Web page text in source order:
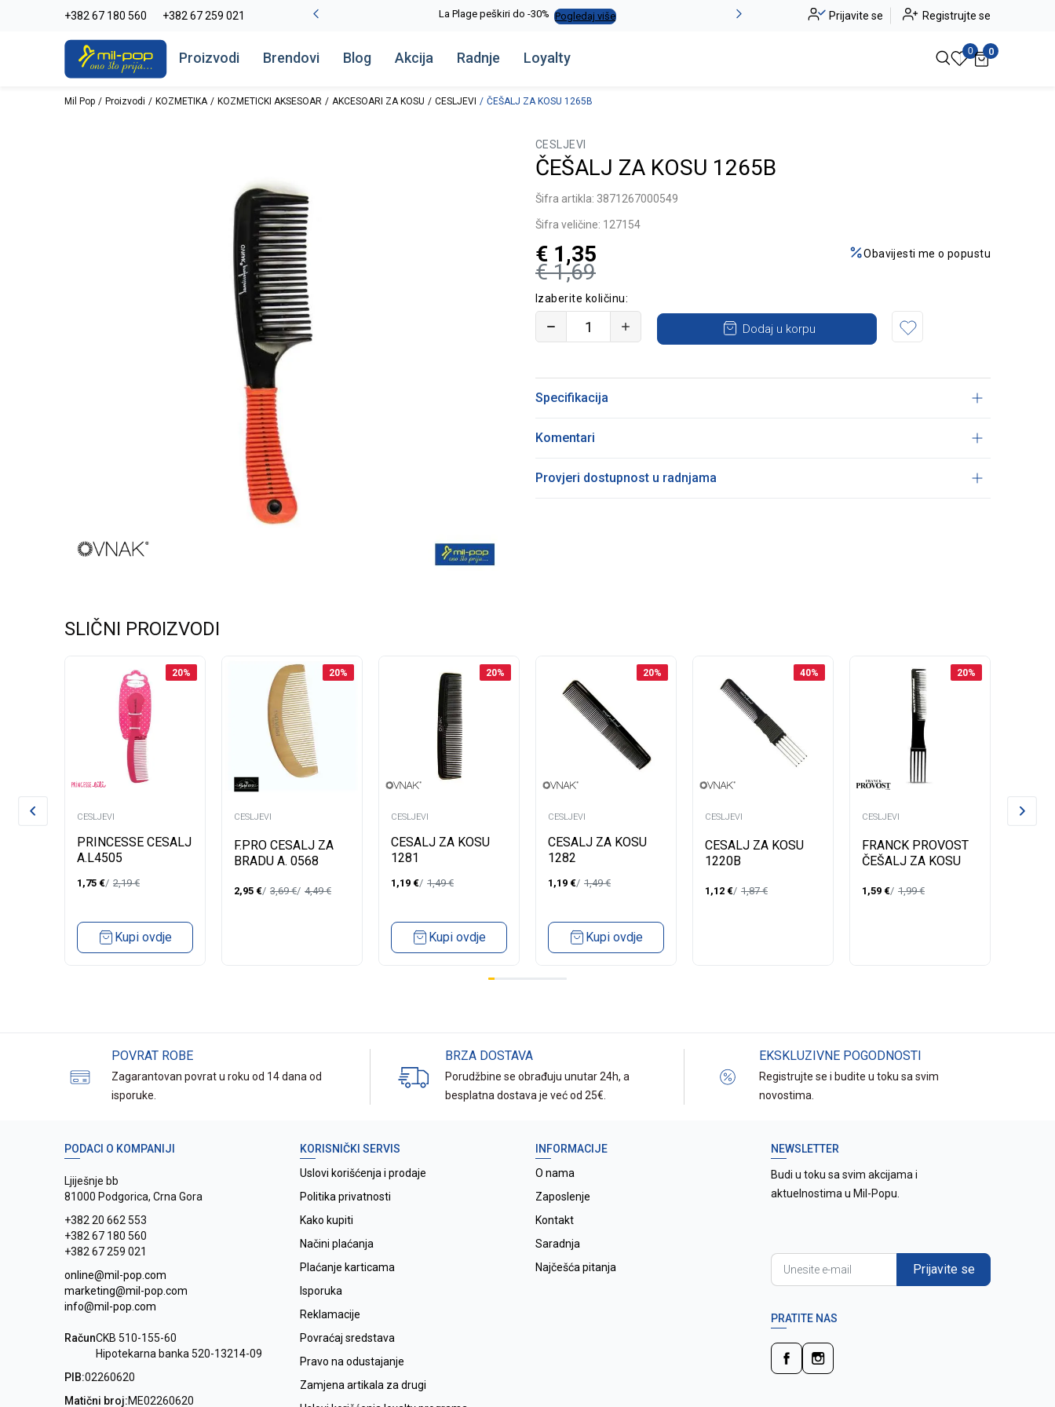
+382 67 180 560 +382 67 259 021
-20% na kompletan asortiman Pogledaj više La Plage peškiri do -30% Pogledaj više Alma Ras do -50% Pogledaj više
Prijavite se Registrujte se
Proizvodi Brendovi Blog Akcija Radnje Loyalty 0 0
Mil Pop Proizvodi KOZMETIKA KOZMETICKI AKSESOAR AKCESOARI ZA KOSU CESLJEVI ČEŠALJ ZA KOSU 1265B
CESLJEVI
ČEŠALJ ZA KOSU 1265B
Šifra artikla: 3871267000549
Šifra veličine: 127154
€ 1,69
€ 1,35 Obavijesti me o popustu
Izaberite količinu:
Dodaj u korpu
Specifikacija
Komentari
Provjeri dostupnost u radnjama
SLIČNI PROIZVODI
20%
CESLJEVI
PRINCESSE CESALJ
A.L4505
1,75 € 2,19€
Kupi ovdje
20%
CESLJEVI
F.PRO CESALJ ZA
BRADU A. 0568
2,95 € 3,69€ 4,49€
20%
CESLJEVI
CESALJ ZA KOSU
1281
1,19 € 1,49€
Kupi ovdje
20%
CESLJEVI
CESALJ ZA KOSU
1282
1,19 € 1,49€
Kupi ovdje
40%
CESLJEVI
CESALJ ZA KOSU
1220B
1,12 € 1,87€
20%
CESLJEVI
FRANCK PROVOST
ČEŠALJ ZA KOSU
1,59 € 1,99€
POVRAT ROBE
Zagarantovan povrat u roku od 14 dana od
isporuke.
BRZA DOSTAVA
Porudžbine se obrađuju unutar 24h, a
besplatna dostava je već od 25€.
EKSKLUZIVNE POGODNOSTI
Registrujte se i budite u toku sa svim
novostima.
PODACI O KOMPANIJI
Ljiješnje bb
81000 Podgorica, Crna Gora
+382 20 662 553
+382 67 180 560
+382 67 259 021
online@mil-pop.com
marketing@mil-pop.com
info@mil-pop.com
RačunCKB 510-155-60
Hipotekarna banka 520-13214-09
PIB:02260620
Matični broj:ME02260620
KORISNIČKI SERVIS
Uslovi korišćenja i prodaje
Politika privatnosti
Kako kupiti
Načini plaćanja
Plaćanje karticama
Isporuka
Reklamacije
Povraćaj sredstava
Pravo na odustajanje
Zamjena artikala za drugi
INFORMACIJE
O nama
Zaposlenje
Kontakt
Saradnja
Najčešća pitanja
NEWSLETTER
Budi u toku sa svim akcijama i
aktuelnostima u Mil-Popu.
Prijavite se
PRATITE NAS